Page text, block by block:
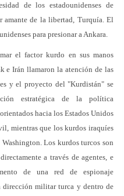
de los estadounidenses de
amante de la libertad, Turquía. El
para presionar a Ankara.
el factor kurdo en sus manos
e Irán llamaron la atención de las
y el proyecto del "Kurdistán" se
estratégica de la política
hacia los Estados Unidos
mientras que los kurdos iraquíes
Los kurdos turcos son
a través de agentes, e
de una red de espionaje
dirección militar turca y dentro de